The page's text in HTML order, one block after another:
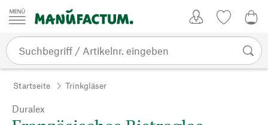
Zum Inhalt springen
Startseite Trinkgläser
Duralex